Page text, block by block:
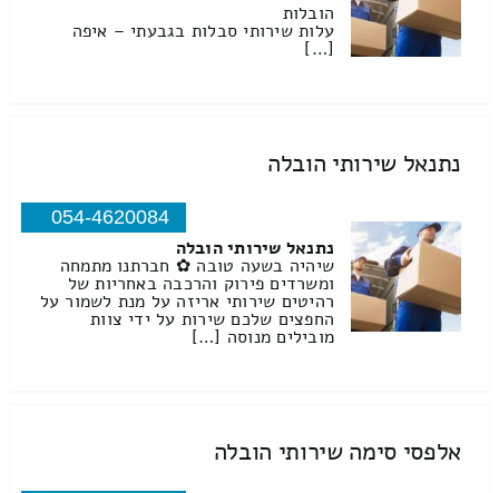
הובלות
עלות שירותי סבלות בגבעתי – איפה
[…]
נתנאל שירותי הובלה
054-4620084
נתנאל שירותי הובלה
שיהיה בשעה טובה ✿ חברתנו מתמחה
ומשרדים פירוק והרכבה באחריות של
רהיטים שירותי אריזה על מנת לשמור על
החפצים שלכם שירות על ידי צוות
מובילים מנוסה […]
אלפסי סימה שירותי הובלה